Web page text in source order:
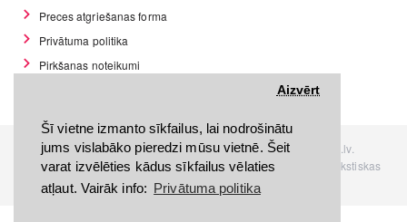
Šī vietne izmanto sīkfailus, lai nodrošinātu
jums vislabāko pieredzi mūsu vietnē. Šeit
varat izvēlēties kādus sīkfailus vēlaties
atļaut. Vairāk info: Privātuma politika
Aizvērt
Preces atgriešanas forma
Privātuma politika
Pirkšanas noteikumi
Visas tiesības rezervētas. Interneta veikals www.Discomania.lv.
Jebkuras Discomania.lv informācijas pārpublicēšana, bez rakstiskas
atļaujas, stingri aizliegta.